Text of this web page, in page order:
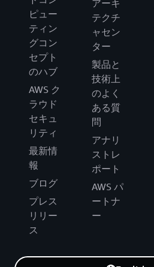
ピュー
ティン
グコン
セプト
のハブ
AWS ク
ラウド
セキュ
リティ
最新情
報
ブログ
プレス
リリー
ス
アーキ
テクチ
ャセン
ター
製品と
技術上
のよく
ある質
問
アナリ
ストレ
ポート
AWS パ
ートナ
ー